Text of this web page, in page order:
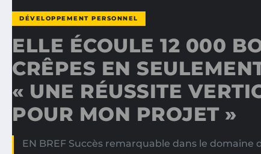
DÉVELOPPEMENT PERSONNEL
ELLE ÉCOULE 12 000
CRÊPES EN
« UNE RÉUSSITE
POUR MON PROJET »
EN BREF Succès remarquable dans le domaine